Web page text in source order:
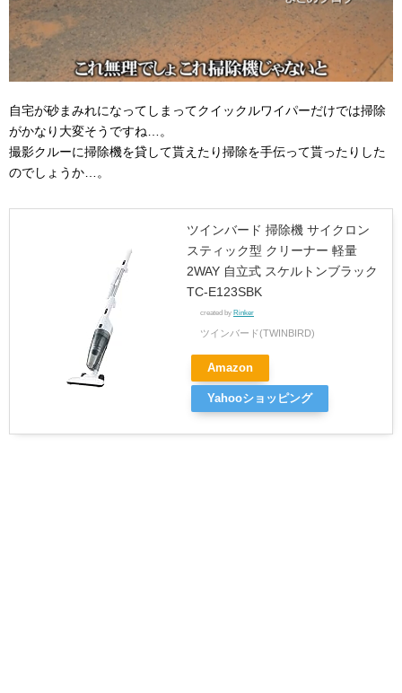
自宅が砂まみれになってしまってクイックルワイパーだけでは掃除
がかなり大変そうですね…。
撮影クルーに掃除機を貸して貰えたり掃除を手伝って貰ったりした
のでしょうか…。
ツインバード 掃除機 サイクロン
スティック型 クリーナー 軽量
2WAY 自立式 スケルトンブラック
TC-E123SBK
created by Rinker
ツインバード(TWINBIRD)
Amazon
Yahooショッピング